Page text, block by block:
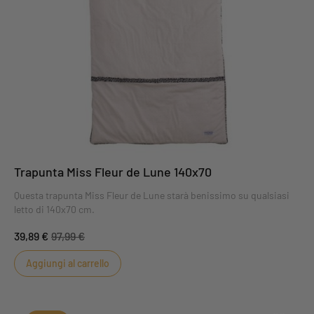
Trapunta Miss Fleur de Lune 140x70
Questa trapunta Miss Fleur de Lune starà benissimo su qualsiasi
letto di 140x70 cm.
39,89 € 97,99 €
Aggiungi al carrello